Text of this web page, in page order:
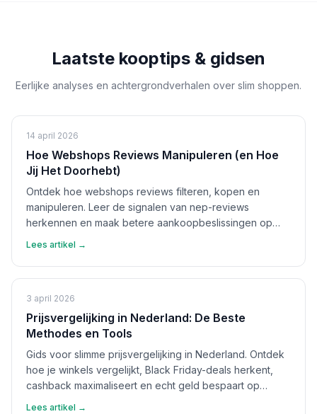
Laatste kooptips & gidsen
Eerlijke analyses en achtergrondverhalen over slim shoppen.
14 april 2026
Hoe Webshops Reviews Manipuleren (en Hoe
Jij Het Doorhebt)
Ontdek hoe webshops reviews filteren, kopen en
manipuleren. Leer de signalen van nep-reviews
herkennen en maak betere aankoopbeslissingen op
Lees artikel →
3 april 2026
Prijsvergelijking in Nederland: De Beste
Methodes en Tools
Gids voor slimme prijsvergelijking in Nederland. Ontdek
hoe je winkels vergelijkt, Black Friday-deals herkent,
cashback maximaliseert en echt geld bespaart op
Lees artikel →